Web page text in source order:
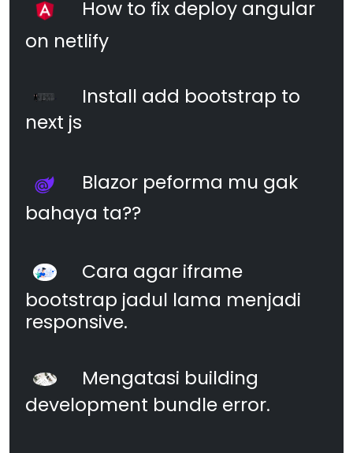
How to fix deploy angular
on netlify
Install add bootstrap to
next js
Blazor peforma mu gak
bahaya ta??
Cara agar iframe
bootstrap jadul lama menjadi
responsive.
Mengatasi building
development bundle error.